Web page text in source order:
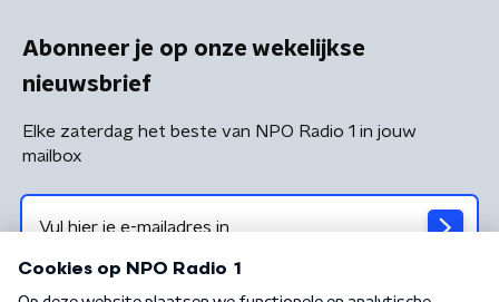
Abonneer je op onze wekelijkse
nieuwsbrief
Elke zaterdag het beste van NPO Radio 1 in jouw
mailbox